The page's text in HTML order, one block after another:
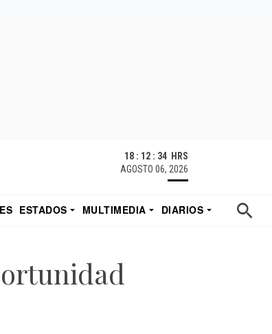
18 : 12 : 35 HRS
AGOSTO 06, 2026
ESTADOS MULTIMEDIA
DIARIOS